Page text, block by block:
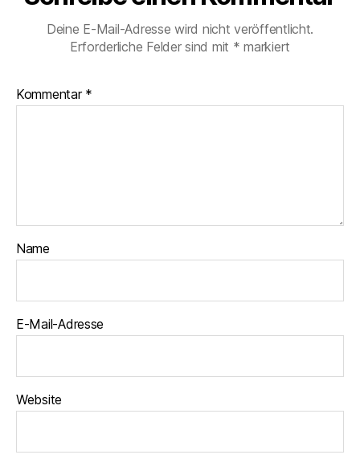
d
o
m
Deine E-Mail-Adresse wird nicht veröffentlicht.
Erforderliche Felder sind mit * markiert
Kommentar *
Name
E-Mail-Adresse
Website